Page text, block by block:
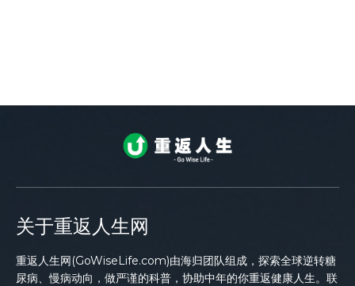
关于重返人生网
重返人生网(GoWiseLife.com)由海归团队组成，探索全球逆转糖
尿病、慢病动向，做严谨的科普，协助中年的你重返健康人生。联